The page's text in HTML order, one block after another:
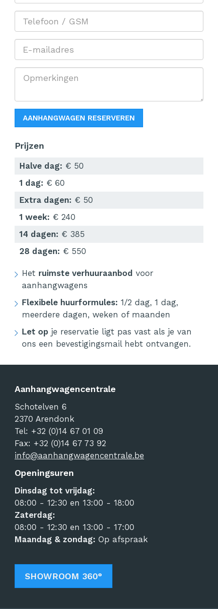
AANHANGWAGEN RESERVEREN
Prijzen
Halve dag: € 50
1 dag: € 60
Extra dagen: € 50
1 week: € 240
14 dagen: € 385
28 dagen: € 550
Het ruimste verhuuraanbod voor
aanhangwagens
Flexibele huurformules: 1/2 dag, 1 dag,
meerdere dagen, weken of maanden
Let op je reservatie ligt pas vast als je van
ons een bevestigingsmail hebt ontvangen.
Aanhangwagencentrale
Schotelven 6
2370 Arendonk
Tel: +32 (0)14 67 01 09
Fax: +32 (0)14 67 73 92
info@aanhangwagencentrale.be
Openingsuren
Dinsdag tot vrijdag:
08:00 - 12:30 en 13:00 - 18:00
Zaterdag:
08:00 - 12:30 en 13:00 - 17:00
Maandag & zondag: Op afspraak
SHOWROOM 360°